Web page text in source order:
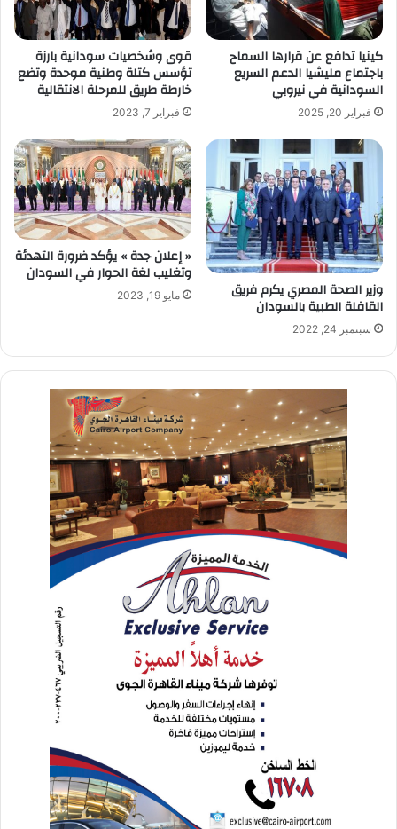
كينيا تدافع عن قرارها السماح
باجتماع مليشيا الدعم السريع
السودانية في نيروبي
فبراير 20, 2025
قوى وشخصيات سودانية بارزة
تؤسس كتلة وطنية موحدة وتضع
خارطة طريق للمرحلة الانتقالية
فبراير 7, 2023
وزير الصحة المصري يكرم فريق
القافلة الطبية بالسودان
سبتمبر 24, 2022
« إعلان جدة » يؤكد ضرورة التهدئة
وتغليب لغة الحوار في السودان
مايو 19, 2023